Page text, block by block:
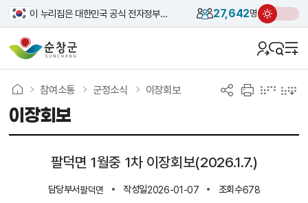
이 누리집은 대한민국 공식 전자정부 누리집입니다. 27,642명
이장회보
참여소통 군정소식 이장회보
팔덕면 1월중 1차 이장회보(2026.1.7.)
담당부서팔덕면 작성일2026-01-07 조회수678